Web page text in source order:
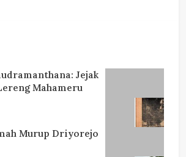
Jejak
Mahameru
Murup Driyorejo